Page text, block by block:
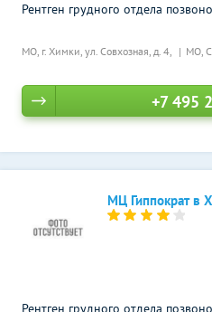
МО, г. Химки, ул. Совхозная, д. 4, МО,
Рентген грудного отдела
+7 495
МЦ Гиппократ в
Рентген грудного отдела